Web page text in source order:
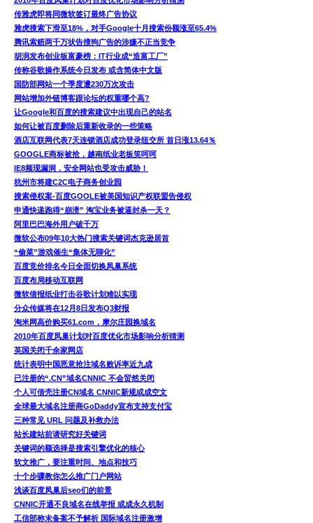
传雅虎即将同微软签订最终广告协议
雅虎搜索下滑至18%，对手Google十月搜索份额涨至65.4%
腾讯索赔两千万状告搜狗广告的涉嫌不正当竞争
胡润发布创业板富豪榜：IT行业成“造富工厂”
传称谷歌操作系统今日发布 或含简体中文版
国防部网站一个季度遭230万次攻击
网站增加外链博客跟论坛的权重哪个高?
让Google和百度的搜索建议中出现自己的站名
如何让被百度删除后重新收录的一些策略
酒店互联网代表7天连锁酒店成功登录纽交所 首日涨13.64％
GOOGLE商标被抢，越南纸业老板笑呵呵
IE8频现漏洞，安全网站也受攻击威胁！
杭州市将建C2C电子商务创业园
搜索侵权案-百度GOOLE被美国知识产权联盟告侵权
申通快递跑得“崩溃” 淘宝业务被逼封杀一天？
阿里巴巴海外用户破千万
微软公布09年10大热门搜索关键词杰克逊居首
“偷菜”游戏催生“集体无聊化”
百度竞价排名今日全面切换凤巢系统
百度布局移动互联网
微软借报纸业打击谷歌计划难以实现
分众传媒将在12月8日发布Q3财报
淘米网高价购买61.com，摩尔庄园换域名
2010年百度凤巢计划对百度优化市场影响分析猜测
英国关闭千余家网店
统计表明中国恶意抢注域名败诉率近九成
已注册的“.CN”域名CNNIC 不会贸然关闭
个人可借壳注册CN域名 CNNIC新规或成空文
全球最大域名注册商GoDaddy宣布支持支付宝
三种常见 URL 问题及补救办法
站长建站前请研究好关键词
关键词的额选择是搜索引擎优化的核心
软文推广，要注重时间、地点和技巧
十个步骤教你怎么推广门户网站
浅谈百度凤巢后seo们的前景
CNNIC开通不良域名在线举报 或成永久机制
工信部称未备案不予解析 国际域名注册激增